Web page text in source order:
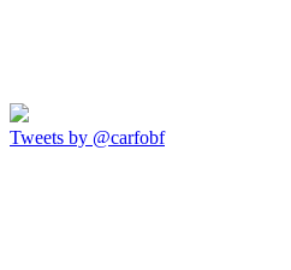
Tweets by @carfobf